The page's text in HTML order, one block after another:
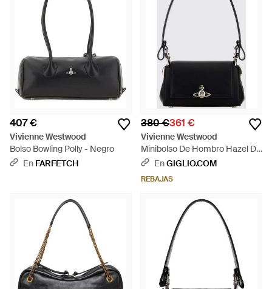
407 €
Vivienne Westwood
Bolso Bowling Polly - Negro
En FARFETCH
380 €361 €
Vivienne Westwood
Minibolso De Hombro Hazel De
Con Monograma Y Logo Orb -
EnGIGLIO.COM
REBAJAS